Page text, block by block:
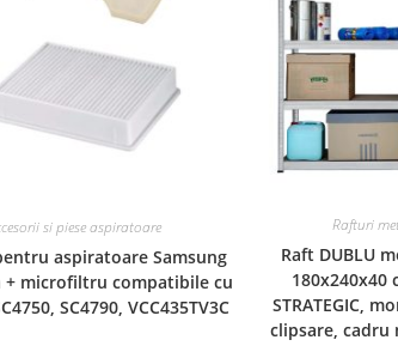
si piese aspiratoare
aspiratoare Samsung
microfiltru compatibile cu
SC4790, VCC435TV3C
Rafturi
Raft DUBLU
180x240x40
STRATEGIC,
clipsare, cadru